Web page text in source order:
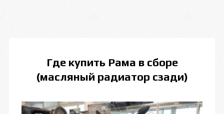
Где купить Рама в сборе
(масляный радиатор сзади)